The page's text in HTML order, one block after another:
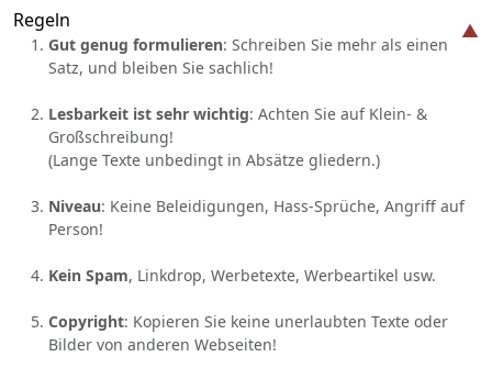
Regeln
Gut genug formulieren: Schreiben Sie mehr als einen
Satz, und bleiben Sie sachlich!
Lesbarkeit ist sehr wichtig: Achten Sie auf Klein- &
Großschreibung!
(Lange Texte unbedingt in Absätze gliedern.)
Niveau: Keine Beleidigungen, Hass-Sprüche, Angriff auf
Person!
Kein Spam, Linkdrop, Werbetexte, Werbeartikel usw.
Copyright: Kopieren Sie keine unerlaubten Texte oder
Bilder von anderen Webseiten!